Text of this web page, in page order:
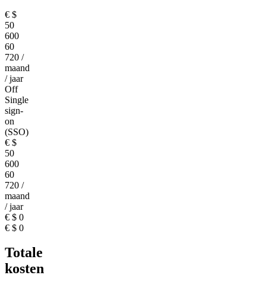
€ $
50
600
60
720 /
maand
/ jaar
Off
Single
sign-
on
(SSO)
€ $
50
600
60
720 /
maand
/ jaar
€ $ 0
€ $ 0
Totale
kosten